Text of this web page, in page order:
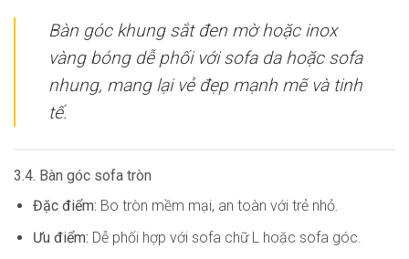
Bàn góc khung sắt đen mờ hoặc inox
vàng bóng dễ phối với sofa da hoặc sofa
nhung, mang lại vẻ đẹp mạnh mẽ và tinh
tế.
3.4. Bàn góc sofa tròn
Đặc điểm: Bo tròn mềm mại, an toàn với trẻ nhỏ.
Ưu điểm: Dễ phối hợp với sofa chữ L hoặc sofa góc.